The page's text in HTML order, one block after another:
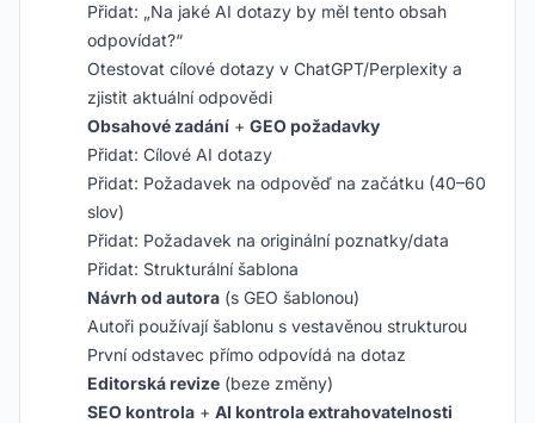
Přidat: „Na jaké AI dotazy by měl tento obsah
odpovídat?“
Otestovat cílové dotazy v ChatGPT/Perplexity a
zjistit aktuální odpovědi
Obsahové zadání + GEO požadavky
Přidat: Cílové AI dotazy
Přidat: Požadavek na odpověď na začátku (40–60
slov)
Přidat: Požadavek na originální poznatky/data
Přidat: Strukturální šablona
Návrh od autora (s GEO šablonou)
Autoři používají šablonu s vestavěnou strukturou
První odstavec přímo odpovídá na dotaz
Editorská revize (beze změny)
SEO kontrola + AI kontrola extrahovatelnosti